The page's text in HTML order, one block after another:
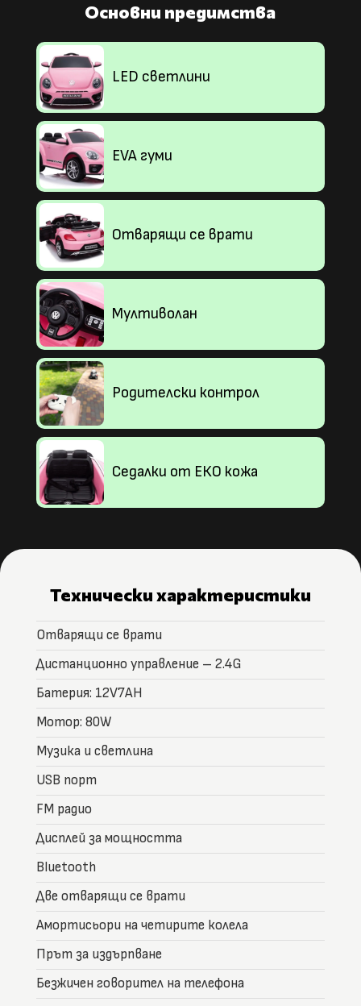
Основни предимства
LED светлини
EVA гуми
Отварящи се врати
Мултиволан
Родителски контрол
Седалки от ЕКО кожа
Технически характеристики
Отварящи се врати
Дистанционно управление – 2.4G
Батерия: 12V7AH
Мотор: 80W
Mузика и светлина
USB порт
FM радио
Дисплей за мощността
Bluetooth
Две отварящи се врати
Амортисьори на четирите колела
Прът за издърпване
Безжичен говорител на телефона